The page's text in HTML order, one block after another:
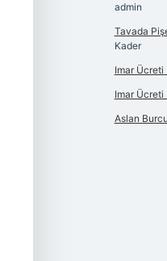
admin
Tavada
Kader
Imar Ücreti
Imar Ücreti
Aslan